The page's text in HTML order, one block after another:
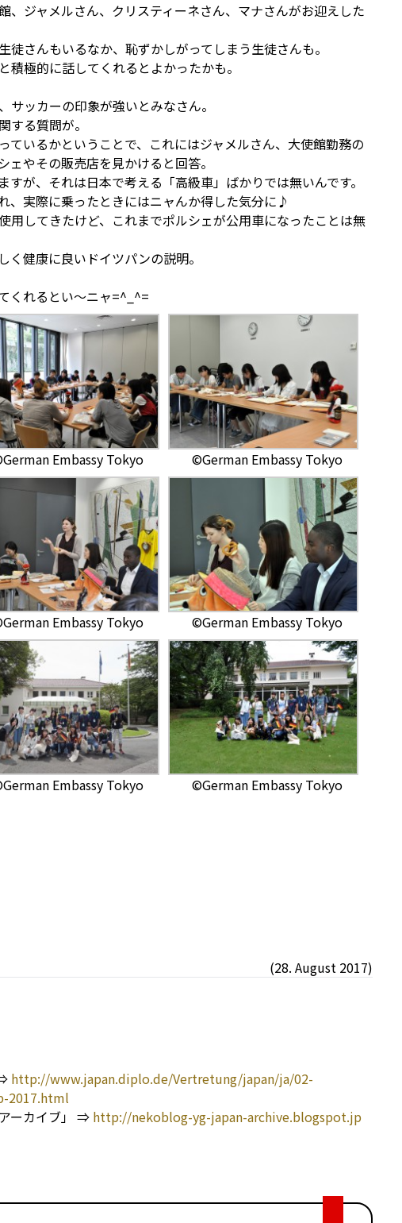
、ジャメルさん、クリスティーネさん、マナさんがお迎えした
さんもいるなか、恥ずかしがってしまう生徒さんも。
極的に話してくれるとよかったかも。
サッカーの印象が強いとみなさん。
する質問が。
ているかということで、これにはジャメルさん、大使館勤務の
やその販売店を見かけると回答。
が、それは日本で考える「高級車」ばかりでは無いんです。
、実際に乗ったときにはニャんか得した気分に♪
用してきたけど、これまでポルシェが公用車になったことは無
健康に良いドイツパンの説明。
くれるとい～ニャ=^_^=
Embassy Tokyo ©German Embassy Tokyo
Embassy Tokyo ©German Embassy Tokyo
Embassy Tokyo ©German Embassy Tokyo
(28. August 2017)
http://www.japan.diplo.de/Vertretung/japan/ja/02-
2017.html
ーカイブ」 ⇒ http://nekoblog-yg-japan-archive.blogspot.jp